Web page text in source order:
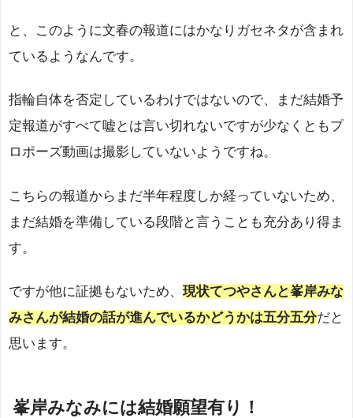
と、このように文春の報道にはかなりガセネタが含まれ
ているようなんです。
指輪自体を否定しているわけではないので、まだ結婚予
定報道がすべて嘘とは言い切れないですが少なくともプ
ロポーズ動画は撮影していないようですね。
こちらの報道からまだ半年程度しか経っていないため、
まだ結婚を準備している段階と言うことも充分あり得ま
す。
ですが他に証拠もないため、 現状てつやさんと峯岸みな
みさんが結婚の話が進んでいるかどうかは五分五分だと
思います。
峯岸みなみには結婚願望有り！